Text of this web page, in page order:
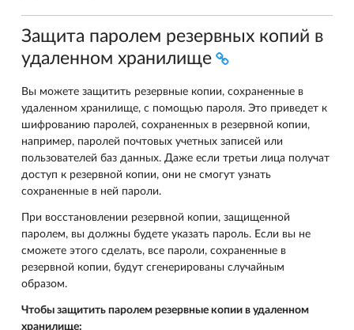
Защита паролем резервных копий в
удаленном хранилище
Вы можете защитить резервные копии, сохраненные в
удаленном хранилище, с помощью пароля. Это приведет к
шифрованию паролей, сохраненных в резервной копии,
например, паролей почтовых учетных записей или
пользователей баз данных. Даже если третьи лица получат
доступ к резервной копии, они не смогут узнать
сохраненные в ней пароли.
При восстановлении резервной копии, защищенной
паролем, вы должны будете указать пароль. Если вы не
сможете этого сделать, все пароли, сохраненные в
резервной копии, будут сгенерированы случайным
образом.
Чтобы защитить паролем резервные копии в удаленном
хранилище: